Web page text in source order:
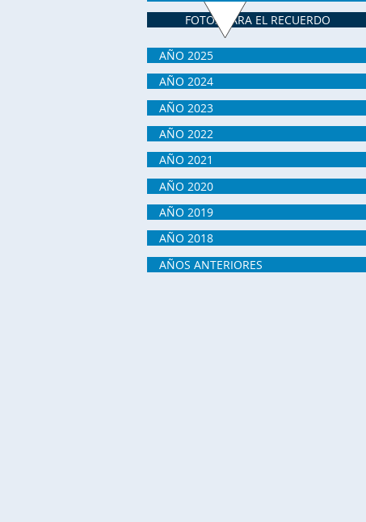
AÑOS ANTERIORES
FOTOS PARA EL RECUERDO
AÑO 2023
AÑO 2018
AÑO 2019
AÑO 2020
AÑO 2021
AÑO 2022
AÑO 2024
AÑO 2025